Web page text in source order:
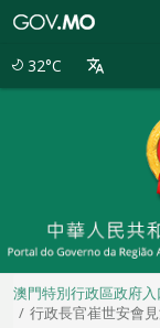
32°C
澳門特別行政區政府
行政長官崔世安會